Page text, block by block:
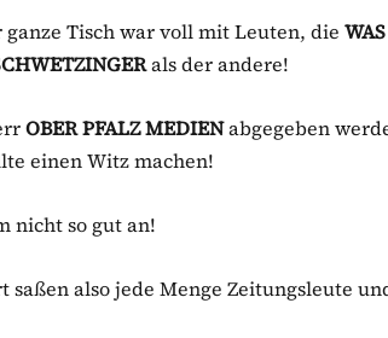
ganze Tisch war voll mit Leuten, die
als der andere!
OBER PFALZ MEDIENabgegeben
einen Witz machen!
nicht so gut an!
saßen also jede Menge Zeitungsleute